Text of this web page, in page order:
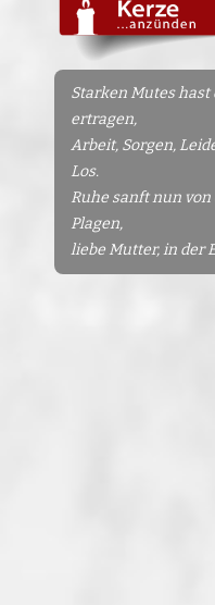
Starken Mutes hast
ertragen,
Arbeit, Sorgen,
Los.
Ruhe sanft nun von
Plagen,
liebe Mutter, in der